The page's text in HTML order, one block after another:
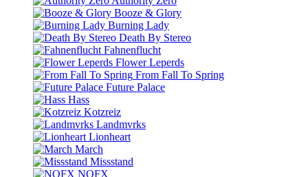
Booze & Glory
Burning Lady
Death By Stereo
Fahnenflucht
Flower Leperds
From Fall To Spring
Future Palace
Hass
Kotzreiz
Landmvrks
Lionheart
March
Missstand
NOFX